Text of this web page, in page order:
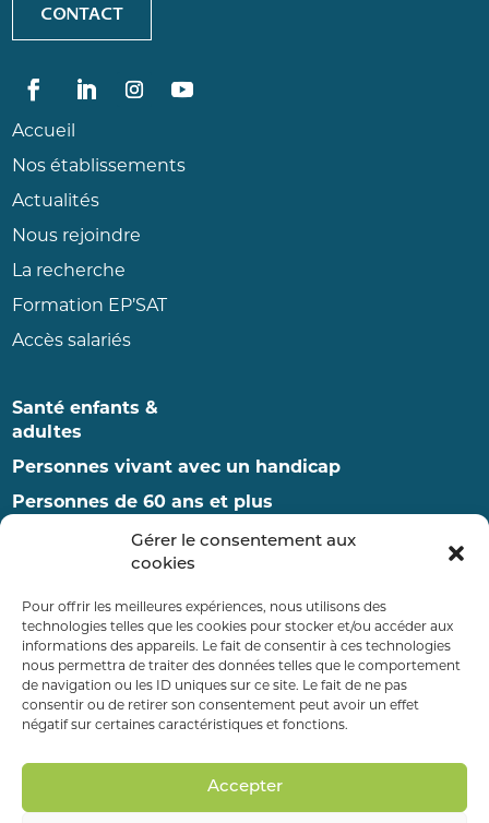
Gérer le consentement aux
cookies
Pour offrir les meilleures expériences, nous utilisons des
technologies telles que les cookies pour stocker et/ou accéder aux
informations des appareils. Le fait de consentir à ces technologies
nous permettra de traiter des données telles que le comportement
de navigation ou les ID uniques sur ce site. Le fait de ne pas
consentir ou de retirer son consentement peut avoir un effet
négatif sur certaines caractéristiques et fonctions.
Accepter
CONTACT
Accueil
Nos établissements
Actualités
Nous rejoindre
La recherche
Formation EP’SAT
Accès salariés
Santé enfants &
adultes
Personnes vivant avec un handicap
Personnes de 60 ans et plus
Enfance et famille
RDV ET ADMISSIONS
PAYER MA FACTURE
FAIRE UN DON